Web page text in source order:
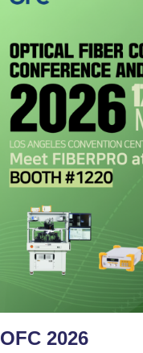
OFC 2026